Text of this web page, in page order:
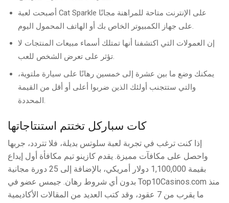
أصبحت لعبة Cat Sparkle على الإنترنت متاحة للمراهنة مجانًا
على جهاز الكمبيوتر الخاص بك أو الهاتف المحمول اليوم.
إن العمولات التي اكتشفنا أنها تمتلك أسماء مبيعات المنتجات لا
تؤثر على تعرض الشخص للعب.
يمكنك وضع ما بين عشرة إلى خمسين رهانًا على سيارة ملتوية،
والتي ستتجنب أولئك الذين ضربوا أعلى أو أقل من القيمة
المحددة.
كات سباركل تختتم استنتاجاتها
إذا كنت ترغب في تجربة لعبة سلوتس بديلة، فلا تتردد، جربها
واحصل على مكافآت مميزة. يقدم كازينو تيم مكافأة أول إيداع
بقيمة 1,100,000 دولار أمريكي، بالإضافة إلى 25 دورة مجانية
بدون أي شروط رهان. جيمس عضو في Top10Casinos.com منذ
ما يقرب من 7 عقود، وقد كتب العديد من المقالات الأكاديمية